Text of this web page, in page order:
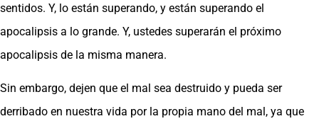
sentidos. Y, lo están superando, y están superando el
apocalipsis a lo grande. Y, ustedes superarán el próximo
apocalipsis de la misma manera.
Sin embargo, dejen que el mal sea destruido y pueda ser
derribado en nuestra vida por la propia mano del mal, ya que